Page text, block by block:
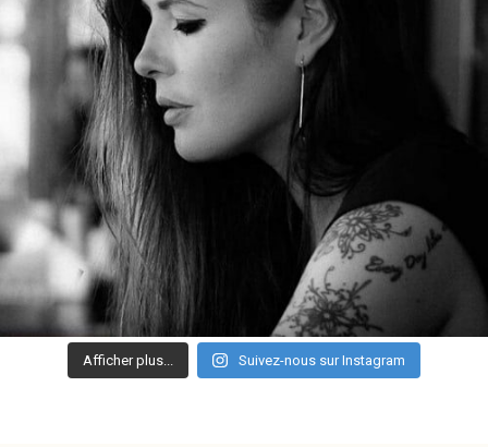
Afficher plus... Suivez-nous sur Instagram